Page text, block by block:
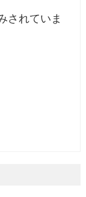
されていま